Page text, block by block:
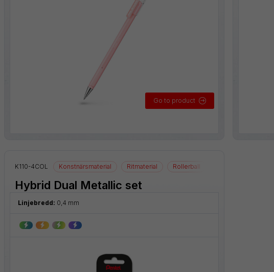
Go to product
K110-4COL Konstnärsmaterial Ritmaterial Rollerball
Hybrid Dual Metallic set
Linjebredd: 0,4 mm